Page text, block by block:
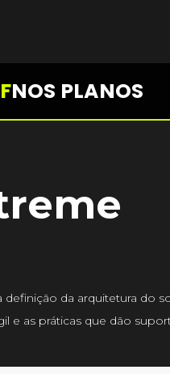
NOS PLANOS
da arquitetura do
e as práticas que dão